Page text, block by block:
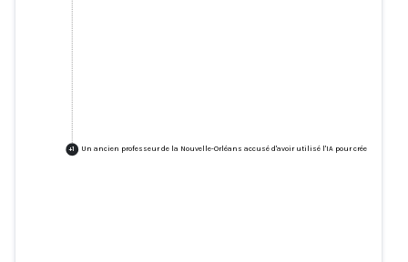
+1 Un ancien professeur de la Nouvelle-Orléans accusé d'avoir utilisé l'IA pour créer de